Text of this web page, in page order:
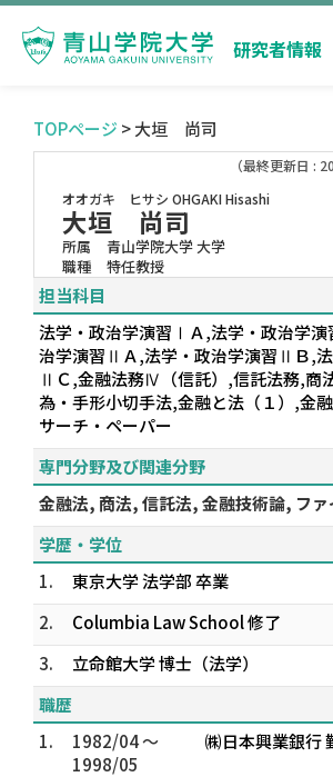
研究者情報
TOPページ > 大垣 尚司
（最終更新日 :
オオガキ ヒサシ OHGAKI Hisashi
大垣 尚司
所属
青山学院大学 大学
職種
特任教授
担当科目
法学・政治学演習ⅠＡ,法学・政治学
治学演習ⅡＡ,法学・政治学演習ⅡＢ,
ⅡＣ,金融法務Ⅳ（信託）,信託法務,商
為・手形小切手法,金融と法（１）,金
サーチ・ペーパー
専門分野及び関連分野
金融法, 商法, 信託法, 金融技術論, フ
学歴・学位
1.
東京大学 法学部 卒業
2.
Columbia Law School 修了
3.
立命館大学 博士（法学）
職歴
1.
1982/04 ～
1998/05
㈱日本興業銀行